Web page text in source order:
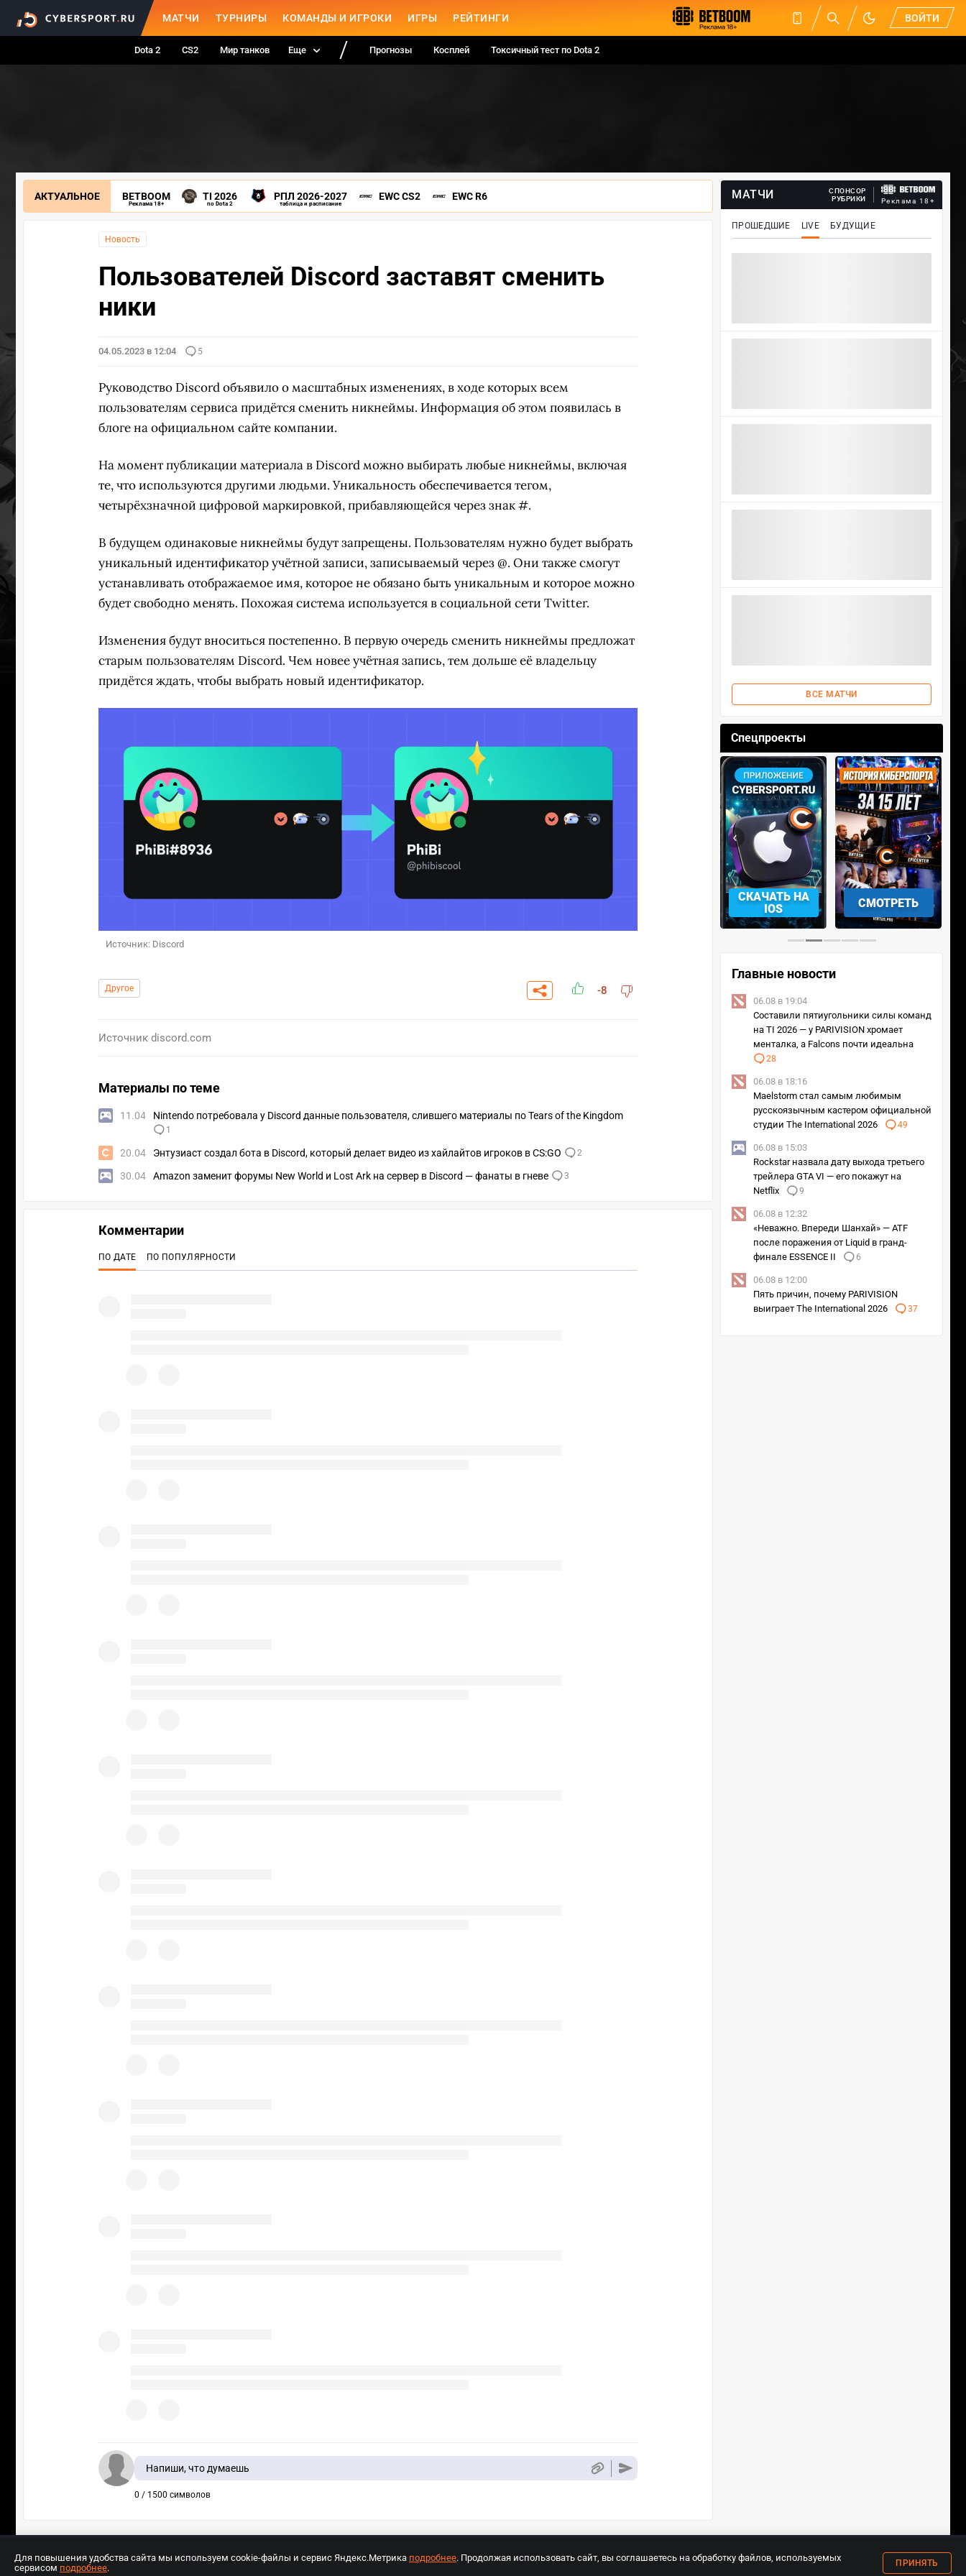
МАТЧИ ТУРНИРЫ КОМАНДЫ И ИГРОКИ ИГРЫ РЕЙТИНГИ ВОЙТИ
Dota 2 CS2 Мир танков Еще Прогнозы Косплей Токсичный тест по Dota 2
АКТУАЛЬНОЕ BETBOOM
Реклама 18+
TI 2026
по Dota 2
РПЛ 2026-2027
таблица и расписание
EWC CS2 EWC R6
Новость
Пользователей Discord заставят сменить
ники
04.05.2023 в 12:04 5
Руководство Discord объявило о масштабных изменениях, в ходе которых всем
пользователям сервиса придётся сменить никнеймы. Информация об этом появилась в
блоге на официальном сайте компании.
На момент публикации материала в Discord можно выбирать любые никнеймы, включая
те, что используются другими людьми. Уникальность обеспечивается тегом,
четырёхзначной цифровой маркировкой, прибавляющейся через знак #.
В будущем одинаковые никнеймы будут запрещены. Пользователям нужно будет выбрать
уникальный идентификатор учётной записи, записываемый через @. Они также смогут
устанавливать отображаемое имя, которое не обязано быть уникальным и которое можно
будет свободно менять. Похожая система используется в социальной сети Twitter.
Изменения будут вноситься постепенно. В первую очередь сменить никнеймы предложат
старым пользователям Discord. Чем новее учётная запись, тем дольше её владельцу
придётся ждать, чтобы выбрать новый идентификатор.
Источник: Discord
Другое -8
Источник discord.com
Материалы по теме
11.04 Nintendo потребовала у Discord данные пользователя, слившего материалы по Tears of the Kingdom
1
20.04 Энтузиаст создал бота в Discord, который делает видео из хайлайтов игроков в CS:GO 2
30.04 Amazon заменит форумы New World и Lost Ark на сервер в Discord — фанаты в гневе 3
МАТЧИ
СПОНСОР
РУБРИКИ
Реклама 18+
ПРОШЕДШИЕ LIVE БУДУЩИЕ
ВСЕ МАТЧИ
Спецпроекты
УЧАСТВОВАТЬ ЗАБРАТЬ
СКАЧАТЬ НА
СМОТРЕТЬ УЧАСТВОВАТЬ
‹ ›
Главные новости
06.08 в 19:04
Составили пятиугольники силы команд
на TI 2026 — у PARIVISION хромает
менталка, а Falcons почти идеальна
28
06.08 в 18:16
Maelstorm стал самым любимым
русскоязычным кастером официальной
студии The International 2026
49
06.08 в 15:03
Rockstar назвала дату выхода третьего
трейлера GTA VI — его покажут на
Netflix
9
06.08 в 12:32
«Неважно. Впереди Шанхай» — ATF
после поражения от Liquid в гранд-
финале ESSENCE II
6
06.08 в 12:00
Пять причин, почему PARIVISION
выиграет The International 2026
37
Комментарии
ПО ДАТЕ ПО ПОПУЛЯРНОСТИ
Напиши, что думаешь
0 / 1500 символов
18+
Для повышения удобства сайта мы используем cookie-файлы и сервис Яндекс.Метрика подробнее. Продолжая использовать сайт, вы соглашаетесь на обработку файлов, используемых
сервисом подробнее. ПРИНЯТЬ